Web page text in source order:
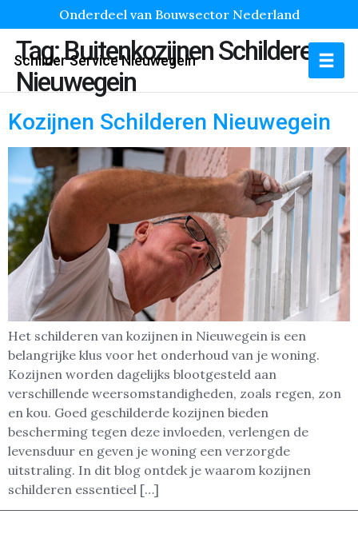
Onderdeel van Bouwsector Nederland
Schilder Service Nieuwegein
Tag:Buitenkozijnen Schilderen
Nieuwegein
Kozijnen Schilderen Nieuwegein
Het schilderen van kozijnen in Nieuwegein is een
belangrijke klus voor het onderhoud van je woning.
Kozijnen worden dagelijks blootgesteld aan
verschillende weersomstandigheden, zoals regen, zon
en kou. Goed geschilderde kozijnen bieden
bescherming tegen deze invloeden, verlengen de
levensduur en geven je woning een verzorgde
uitstraling. In dit blog ontdek je waarom kozijnen
schilderen essentieel […]